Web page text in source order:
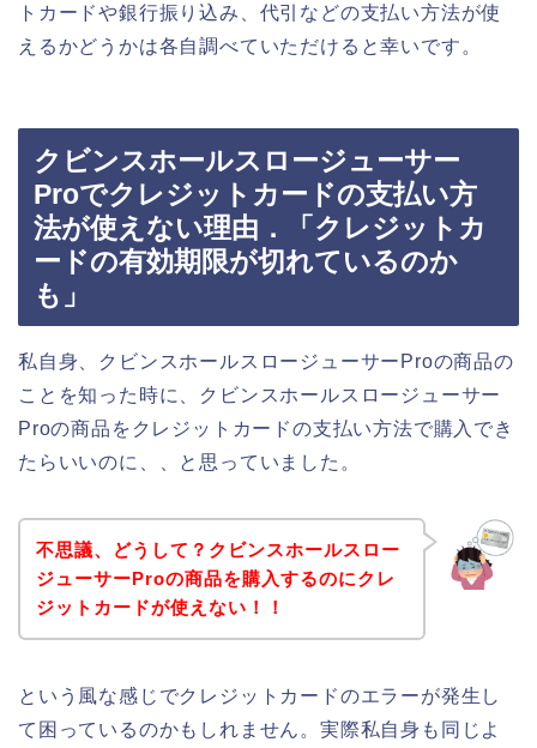
トカードや銀行振り込み、代引などの支払い方法が使
えるかどうかは各自調べていただけると幸いです。
クビンスホールスロージューサー
Proでクレジットカードの支払い方
法が使えない理由．「クレジットカ
ードの有効期限が切れているのか
も」
私自身、クビンスホールスロージューサーProの商品の
ことを知った時に、クビンスホールスロージューサー
Proの商品をクレジットカードの支払い方法で購入でき
たらいいのに、、と思っていました。
不思議、どうして？クビンスホールスロー
ジューサーProの商品を購入するのにクレ
ジットカードが使えない！！
という風な感じでクレジットカードのエラーが発生し
て困っているのかもしれません。実際私自身も同じよ